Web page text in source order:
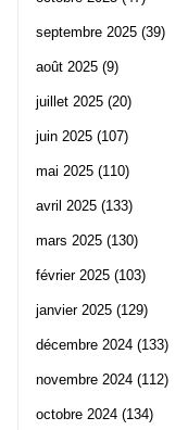
septembre 2025 (39)
août 2025 (9)
juillet 2025 (20)
juin 2025 (107)
mai 2025 (110)
avril 2025 (133)
mars 2025 (130)
février 2025 (103)
janvier 2025 (129)
décembre 2024 (133)
novembre 2024 (112)
octobre 2024 (134)